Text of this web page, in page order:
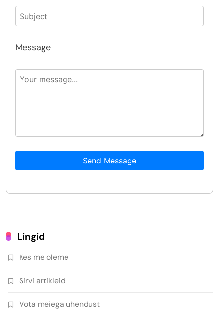
Message
Send Message
Lingid
Kes me oleme
Sirvi artikleid
Võta meiega ühendust